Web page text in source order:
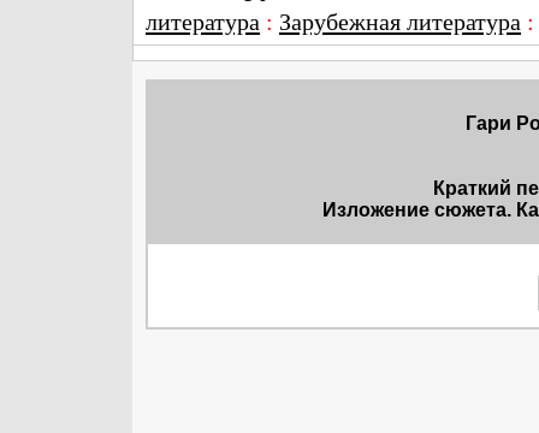
литература : Зарубежная литература
Гари
Краткий
Изложение сюжета.